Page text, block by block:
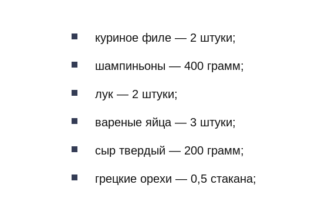
куриное филе — 2 штуки;
шампиньоны — 400 грамм;
лук — 2 штуки;
вареные яйца — 3 штуки;
сыр твердый — 200 грамм;
грецкие орехи — 0,5 стакана;